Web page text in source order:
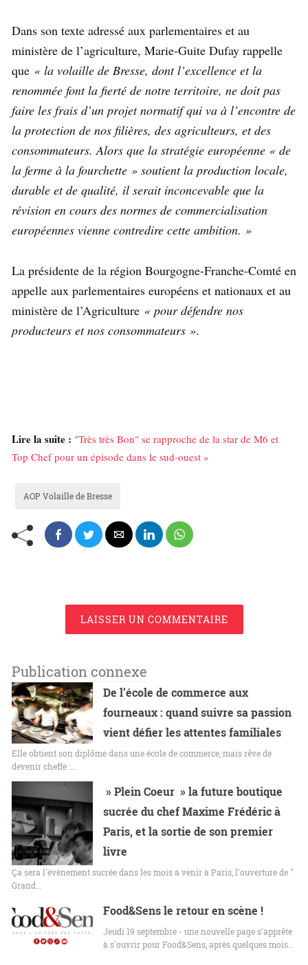
Dans son texte adressé aux parlementaires et au
ministère de l’agriculture, Marie-Guite Dufay rappelle
que « la volaille de Bresse, dont l’excellence et la
renommée font la fierté de notre territoire, ne doit pas
faire les frais d’un projet normatif qui va à l’encontre de
la protection de nos filières, des agriculteurs, et des
consommateurs. Alors que la stratégie européenne « de
la ferme à la fourchette » soutient la production locale,
durable et de qualité, il serait inconcevable que la
révision en cours des normes de commercialisation
européennes vienne contredire cette ambition. »
La présidente de la région Bourgogne-Franche-Comté en
appelle aux parlementaires européens et nationaux et au
ministère de l’Agriculture « pour défendre nos
producteurs et nos consommateurs ».
Lire la suite : "Très très Bon" se rapproche de la star de M6 et
Top Chef pour un épisode dans le sud-ouest »
AOP Volaille de Bresse
LAISSER UN COMMENTAIRE
Publication connexe
De l’école de commerce aux
fourneaux : quand suivre sa passion
vient défier les attentes familiales
Elle obtient son diplôme dans une école de commerce, mais rêve de
devenir cheffe :…
» Plein Coeur » la future boutique
sucrée du chef Maxime Frédéric à
Paris, et la sortie de son premier
livre
Ça sera l'évènement sucrée dans les mois à venir à Paris, l'ouverture de "
Grand…
Food&Sens le retour en scène !
Jeudi 19 septembre - une nouvelle page s'apprête
à s'ouvrir pour Food&Sens, après quelques mois…